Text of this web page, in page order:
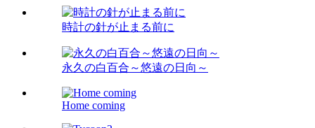
時計の針が止まる前に
永久の白百合～悠遠の日向～
Home coming